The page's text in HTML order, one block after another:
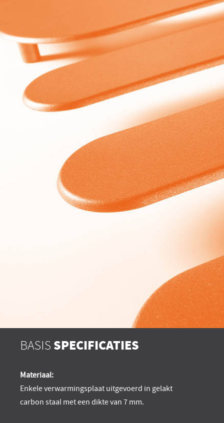
BASIS SPECIFICATIES
Materiaal:
Enkele verwarmingsplaat uitgevoerd in gelakt
carbon staal met een dikte van 7 mm.